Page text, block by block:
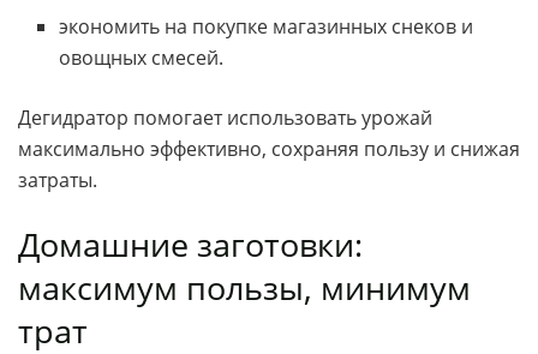
экономить на покупке магазинных снеков и
овощных смесей.
Дегидратор помогает использовать урожай
максимально эффективно, сохраняя пользу и снижая
затраты.
Домашние заготовки:
максимум пользы, минимум
трат